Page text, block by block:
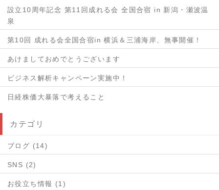
設立10周年記念 第11回成れる会 全国合宿 in 新潟・瀬波温
泉
第10回 成れる会全国合宿in 横浜＆三浦海岸、無事開催！
あけましておめでとうございます
ビジネス解析キャンペーン実施中！
日経株価大暴落で考えること
カテゴリ
ブログ (14)
SNS (2)
お役立ち情報 (1)